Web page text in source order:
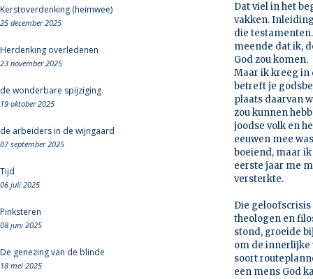
Kerstoverdenking (heimwee)
25 december 2025
Herdenking overledenen
23 november 2025
de wonderbare spijziging
19 oktober 2025
de arbeiders in de wijngaard
07 september 2025
Tijd
06 juli 2025
Pinksteren
08 juni 2025
De genezing van de blinde
18 mei 2025
Dat viel in het
vakken.
die
meende dat ik,
God zou komen.
Maar ik kreeg in
betreft je
plaats daarvan
zou kunnen
joodse volk en
eeuwen mee
boeiend, maar
eerste jaar me
versterkte.
Die
theologen en
stond, groeide
om de innerlijke
soort
een mens God